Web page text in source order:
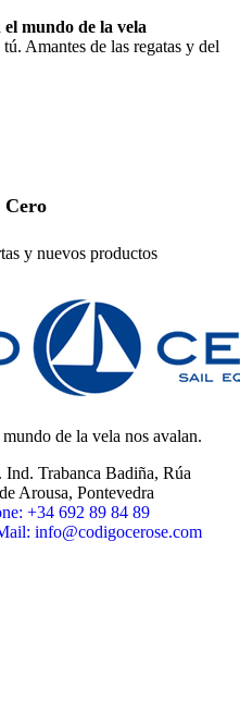
mundo de la vela
Amantes de las regatas y del
Cero
y nuevos productos
de la vela nos avalan.
Ind. Trabanca Badiña, Rúa
Arousa, Pontevedra
+34 692 89 84 89
info@codigocerose.com